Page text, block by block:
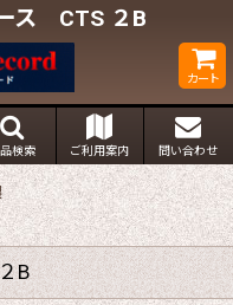
ス CTS ２B
カート
検索 ご利用案内 問い合わせ
B